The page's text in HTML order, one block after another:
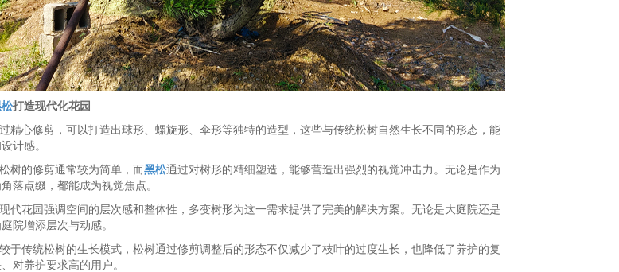
打造现代化花园
精心修剪，可以打造出球形、螺旋形、伞形等独特的造型，这些与传统松树自然生长不同的形态，能
计感。
树的修剪通常较为简单，而黑松通过对树形的精细塑造，能够营造出强烈的视觉冲击力。无论是作为
落点缀，都能成为视觉焦点。
代花园强调空间的层次感和整体性，多变树形为这一需求提供了完美的解决方案。无论是大庭院还是
院增添层次与动感。
于传统松树的生长模式，松树通过修剪调整后的形态不仅减少了枝叶的过度生长，也降低了养护的复
对养护要求高的用户。